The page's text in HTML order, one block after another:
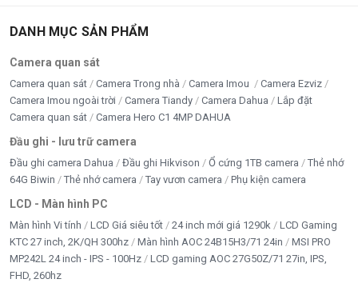
DANH MỤC SẢN PHẨM
Camera quan sát
Camera quan sát Camera Trong nhà Camera Imou
Camera Ezviz
Camera Imou ngoài trời
Camera Tiandy Camera Dahua
Lắp đặt
Camera quan sát
Camera Hero C1 4MP DAHUA
Đầu ghi - lưu trữ camera
Đầu ghi camera Dahua Đầu ghi Hikvison Ổ cứng 1TB camera
Thẻ nhớ
64G Biwin
Thẻ nhớ camera Tay vươn camera Phụ kiện camera
LCD - Màn hình PC
Màn hình Vi tính LCD Giá siêu tốt 24 inch mới giá 1290k
LCD Gaming
KTC 27 inch, 2K/QH 300hz
Màn hình AOC 24B15H3/71 24in
MSI PRO
MP242L 24 inch - IPS - 100Hz
LCD gaming AOC 27G50Z/71 27in, IPS,
FHD, 260hz